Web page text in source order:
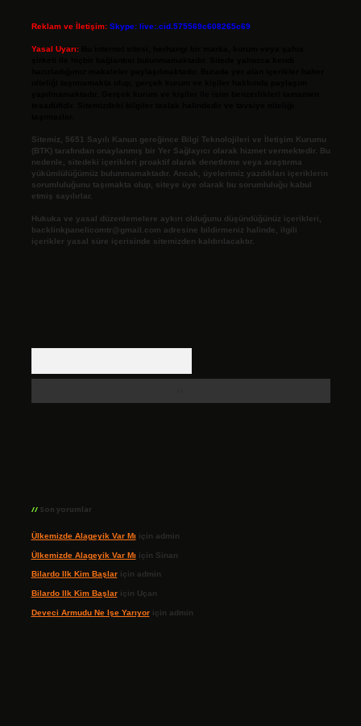
Reklam ve İletişim: Skype: live:.cid.575569c608265c69
Yasal Uyarı:
Sitemiz, 5651 Sayılı Kanun gereğince Bilgi Teknolojileri ve İletişim Kurumu
(BTK) tarafından onaylanmış bir Yer Sağlayıcı olarak hizmet vermektedir. Bu
nedenle, sitedeki içerikleri proaktif olarak denetleme veya araştırma
yükümlülüğümüz bulunmamaktadır. Ancak, üyelerimiz yazdıkları içeriklerin
sorumluluğunu taşımakta olup, siteye üye olarak bu sorumluluğu kabul
etmiş sayılırlar.
Hukuka ve yasal düzenlemelere aykırı olduğunu düşündüğünüz içerikleri,
backlinkpanelicomtr@gmail.com adresine bildirmeniz halinde, ilgili
içerikler yasal süre içerisinde sitemizden kaldırılacaktır.
Son yorumlar
Ülkemizde Alageyik Var Mı için admin
Ülkemizde Alageyik Var Mı için Sinan
Bilardo Ilk Kim Başlariçin admin
Bilardo Ilk Kim Başlariçin Uçan
Deveci Armudu Ne Işe Yarıyoriçin admin